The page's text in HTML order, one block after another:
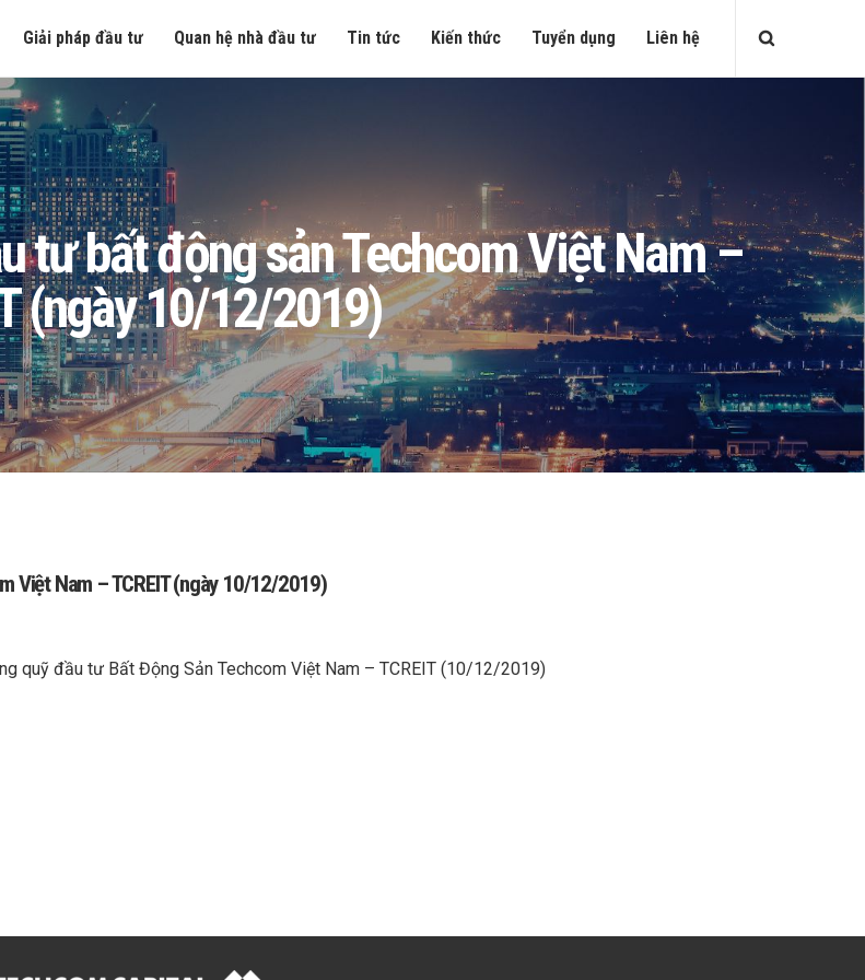
Giải pháp đầu tư Quan hệ nhà đầu tư Tin tức Kiến thức Tuyển dụng Liên hệ
tư bất động sản Techcom Việt Nam –
(ngày 10/12/2019)
Việt Nam – TCREIT (ngày 10/12/2019)
quỹ đầu tư Bất Động Sản Techcom Việt Nam – TCREIT (10/12/2019)